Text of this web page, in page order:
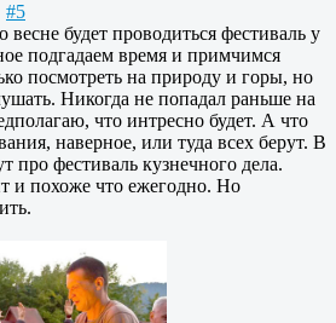
#5
весне будет проводиться фестиваль у
подгадаем время и примчимся
посмотреть на природу и горы, но
Никогда не попадал раньше на
что интресно будет. А что
наверное, или туда всех берут. В
про фестиваль кузнечного дела.
и похоже что ежегодно. Но